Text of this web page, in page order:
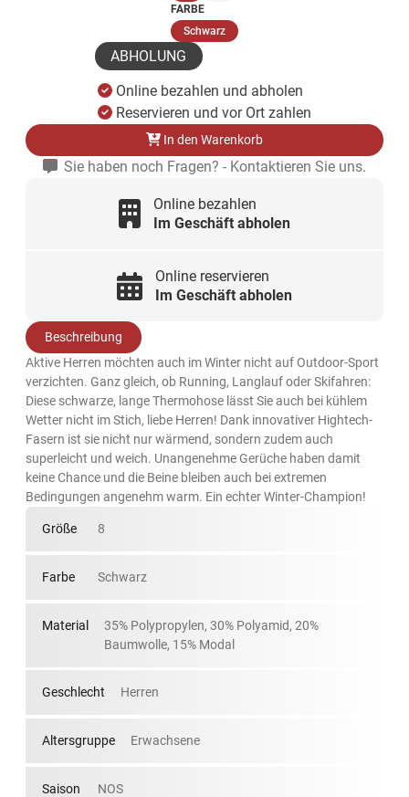
FARBE
Schwarz(ausgewählt)
ABHOLUNG
Online bezahlen und abholen
Reservieren und vor Ort zahlen
In den Warenkorb
Sie haben noch Fragen? - Kontaktieren Sie uns.
Online bezahlen
Im Geschäft abholen
Online reservieren
Im Geschäft abholen
Beschreibung
Aktive Herren möchten auch im Winter nicht auf Outdoor-Sport
verzichten. Ganz gleich, ob Running, Langlauf oder Skifahren:
Diese schwarze, lange Thermohose lässt Sie auch bei kühlem
Wetter nicht im Stich, liebe Herren! Dank innovativer Hightech-
Fasern ist sie nicht nur wärmend, sondern zudem auch
superleicht und weich. Unangenehme Gerüche haben damit
keine Chance und die Beine bleiben auch bei extremen
Bedingungen angenehm warm. Ein echter Winter-Champion!
Größe 8
Farbe Schwarz
Material
35% Polypropylen, 30% Polyamid, 20%
Baumwolle, 15% Modal
Geschlecht Herren
Altersgruppe Erwachsene
Saison NOS